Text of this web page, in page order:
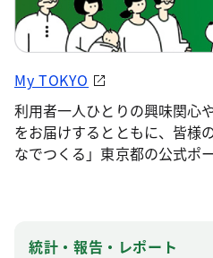
My TOKYO
利用者一人ひとりの興味関心
をお届けするとともに、皆様
なでつくる」東京都の公式ポ
統計・報告・レポート